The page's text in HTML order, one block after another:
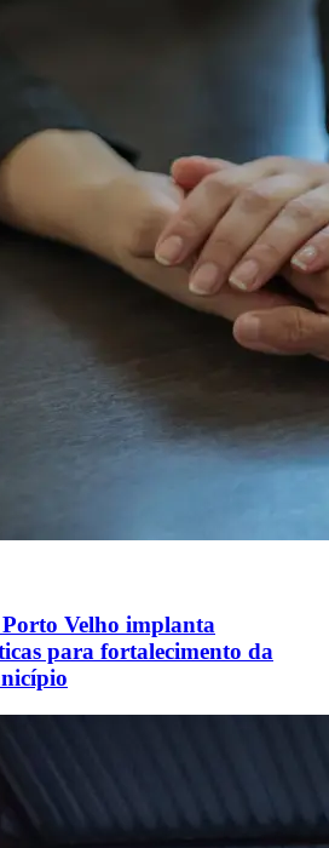
Velho implanta
para fortalecimento da